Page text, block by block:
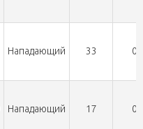
Нападающий 33 0
Нападающий 17 0